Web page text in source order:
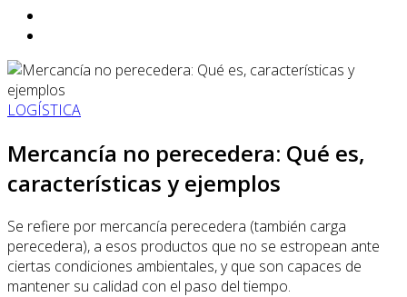
LOGÍSTICA
Mercancía no perecedera: Qué es,
características y ejemplos
Se refiere por mercancía perecedera (también carga
perecedera), a esos productos que no se estropean ante
ciertas condiciones ambientales, y que son capaces de
mantener su calidad con el paso del tiempo.